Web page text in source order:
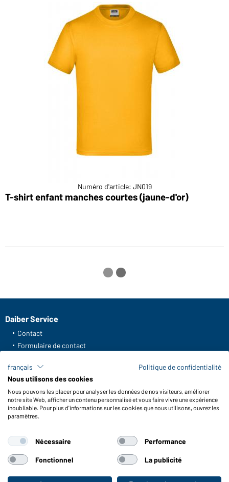
Numéro d'article: JN019
T-shirt enfant manches courtes (jaune-d'or)
Daiber Service
Contact
Formulaire de contact
FAQ / Manuel d' utilisation
Vérifier le stock
Reporting system according to whistleblower protection act
Fonctions et entretien
Conseils d'entretien
Tailles
Couleurs
français
Politique de confidentialité
Nous utilisons des cookies
Nous pouvons les placer pour analyser les données de nos visiteurs, améliorer
notre site Web, afficher un contenu personnalisé et vous faire vivre une expérience
inoubliable. Pour plus d'informations sur les cookies que nous utilisons, ouvrez les
paramètres.
Nécessaire Performance
Fonctionnel La publicité